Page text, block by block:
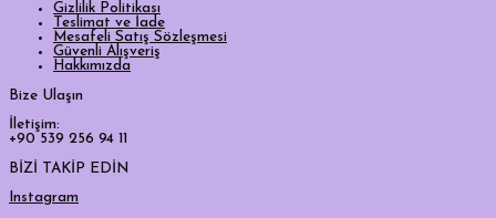
Gizlilik Politikası
Teslimat ve İade
Mesafeli Satış Sözleşmesi
Güvenli Alışveriş
Hakkımızda
Bize Ulaşın
İletişim:
+90 539 256 94 11
BİZİ TAKİP EDİN
Instagram